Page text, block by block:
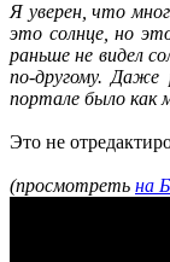
Я уверен, что
это солнце, но
раньше не видел
по-другому. Даже
портале было как
Это не
(просмотреть на